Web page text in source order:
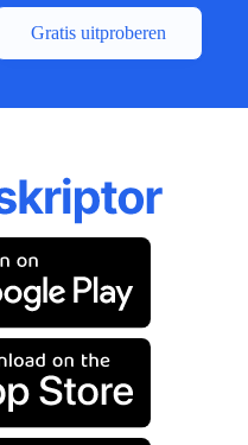
Gratis uitproberen